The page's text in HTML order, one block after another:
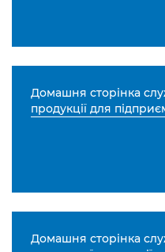
Домашня сторінка
продукції для
Домашня сторінка